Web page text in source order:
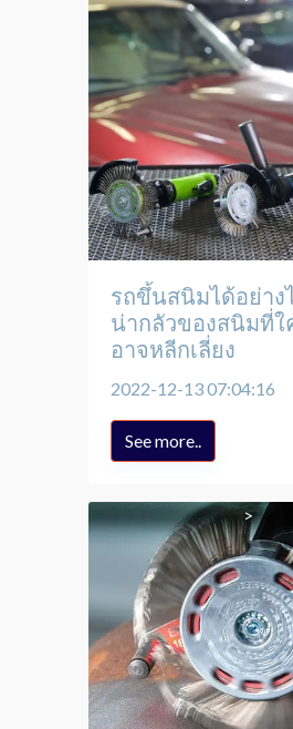
รถขึ้นสนิมได้อย่าง
น่ากลัวของสนิมที่ใ
อาจหลีกเลี่ยง
2022-12-13 07:04:16
See more..